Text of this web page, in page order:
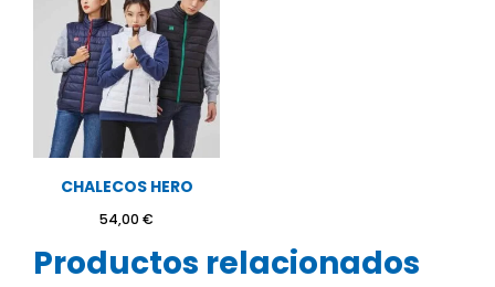
CHALECOS HERO
54,00 €
Productos relacionados